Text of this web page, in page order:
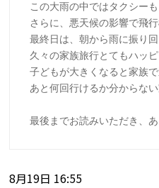
この大雨の中ではタクシー
さらに、悪天候の影響で飛
最終日は、朝から雨に振り
久々の家族旅行とてもハッ
子どもが大きくなると家族
あと何回行けるか分からな
最後までお読みいただき、
8月19日 16:55